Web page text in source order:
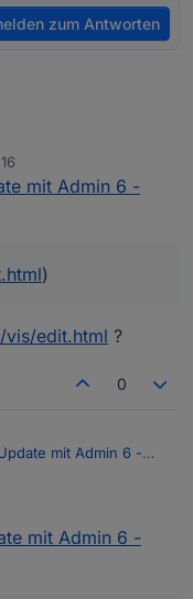
zum Antworten
links nicht Richtig.
edit.html
mit Admin 6 -
)
edit.html ?
0
mit Admin 6 -
mit Admin 6 -